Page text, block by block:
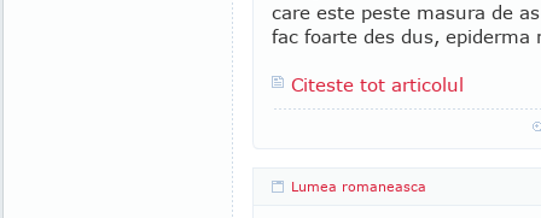
care este peste masura de
fac foarte des dus, epiderma
Citeste tot articolul
Lumea romaneasca